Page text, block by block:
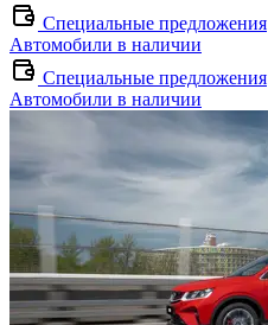
Специальные предложения
Автомобили в наличии
Специальные предложения
Автомобили в наличии